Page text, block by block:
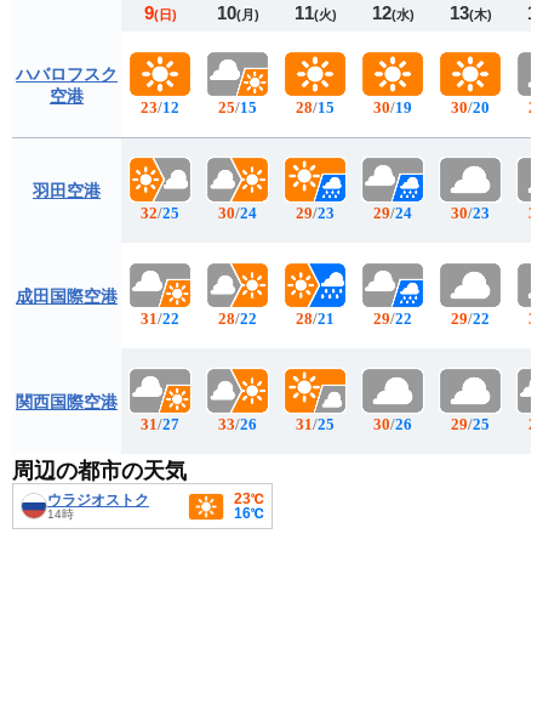
ハバロフスク
空港
羽田空港
成田国際空港
関西国際空港
9(日)
23/12
32/25
31/22
31/27
10(月)
25/15
30/24
28/22
33/26
11(火)
28/15
29/23
28/21
31/25
12(水)
30/19
29/24
29/22
30/26
13(木)
30/20
30/23
29/22
29/25
周辺の都市の天気
ウラジオストク
14時
23℃
16℃